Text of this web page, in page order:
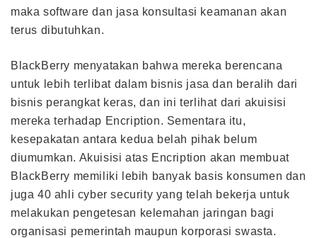
maka software dan jasa konsultasi keamanan akan
terus dibutuhkan.
BlackBerry menyatakan bahwa mereka berencana
untuk lebih terlibat dalam bisnis jasa dan beralih dari
bisnis perangkat keras, dan ini terlihat dari akuisisi
mereka terhadap Encription. Sementara itu,
kesepakatan antara kedua belah pihak belum
diumumkan. Akuisisi atas Encription akan membuat
BlackBerry memiliki lebih banyak basis konsumen dan
juga 40 ahli cyber security yang telah bekerja untuk
melakukan pengetesan kelemahan jaringan bagi
organisasi pemerintah maupun korporasi swasta.